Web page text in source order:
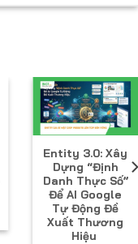
Entity 3.0: Xây
Dựng “Định
Danh Thực Số”
Để AI Google
Tự Động Đề
Xuất Thương
Hiệu